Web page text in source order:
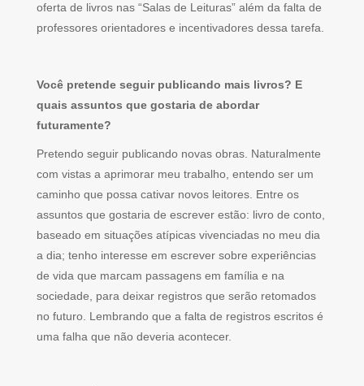
oferta de livros nas “Salas de Leituras” além da falta de
professores orientadores e incentivadores dessa tarefa.
Você pretende seguir publicando mais livros? E
quais assuntos que gostaria de abordar
futuramente?
Pretendo seguir publicando novas obras. Naturalmente
com vistas a aprimorar meu trabalho, entendo ser um
caminho que possa cativar novos leitores. Entre os
assuntos que gostaria de escrever estão: livro de conto,
baseado em situações atípicas vivenciadas no meu dia
a dia; tenho interesse em escrever sobre experiências
de vida que marcam passagens em família e na
sociedade, para deixar registros que serão retomados
no futuro. Lembrando que a falta de registros escritos é
uma falha que não deveria acontecer.